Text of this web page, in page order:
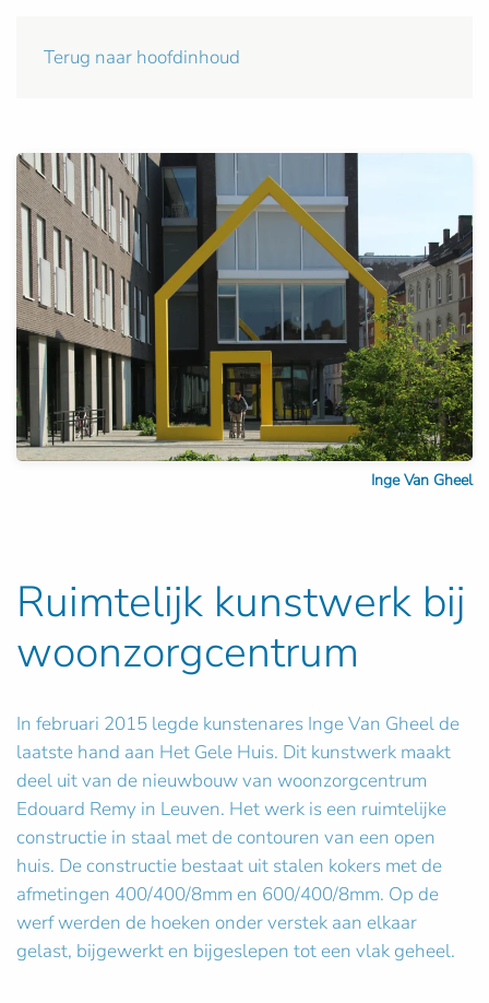
Terug naar hoofdinhoud
Inge Van Gheel
Ruimtelijk kunstwerk bij
woonzorgcentrum
In februari 2015 legde kunstenares Inge Van Gheel de
laatste hand aan Het Gele Huis. Dit kunstwerk maakt
deel uit van de nieuwbouw van woonzorgcentrum
Edouard Remy in Leuven. Het werk is een ruimtelijke
constructie in staal met de contouren van een open
huis. De constructie bestaat uit stalen kokers met de
afmetingen 400/400/8mm en 600/400/8mm. Op de
werf werden de hoeken onder verstek aan elkaar
gelast, bijgewerkt en bijgeslepen tot een vlak geheel.